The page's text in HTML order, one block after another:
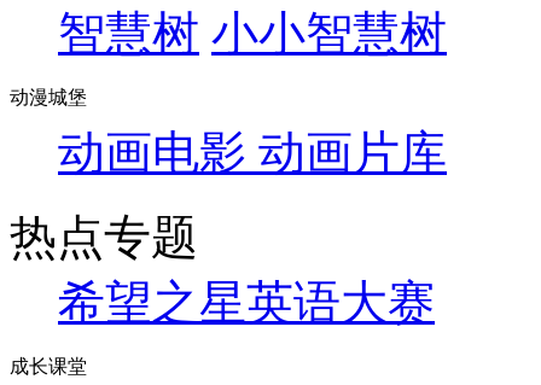
智慧树 小小智慧树
动漫城堡
动画电影 动画片库
热点专题
希望之星英语大赛
成长课堂